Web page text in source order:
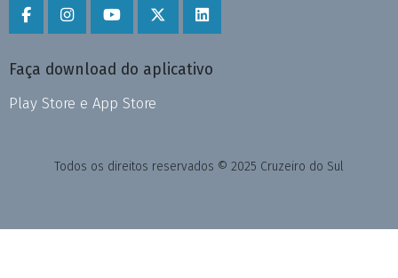
Faça download do aplicativo
Play Store e App Store
Todos os direitos reservados © 2025 Cruzeiro do Sul